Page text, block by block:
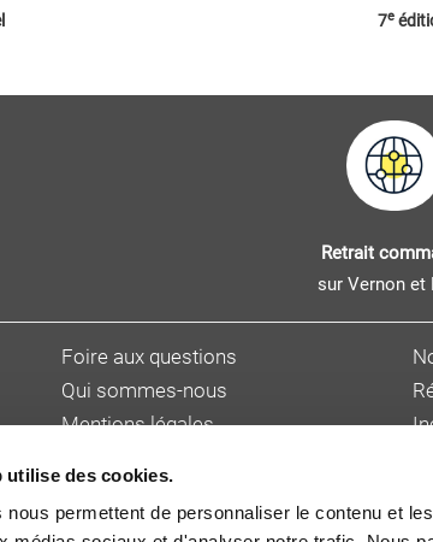
utilise des cookies.
nous permettent de personnaliser le contenu et
7e
Retrait
sur Vernon et
Foire aux questions
Qui sommes-nous
Mentions légales
Tarifs et délai de livraison